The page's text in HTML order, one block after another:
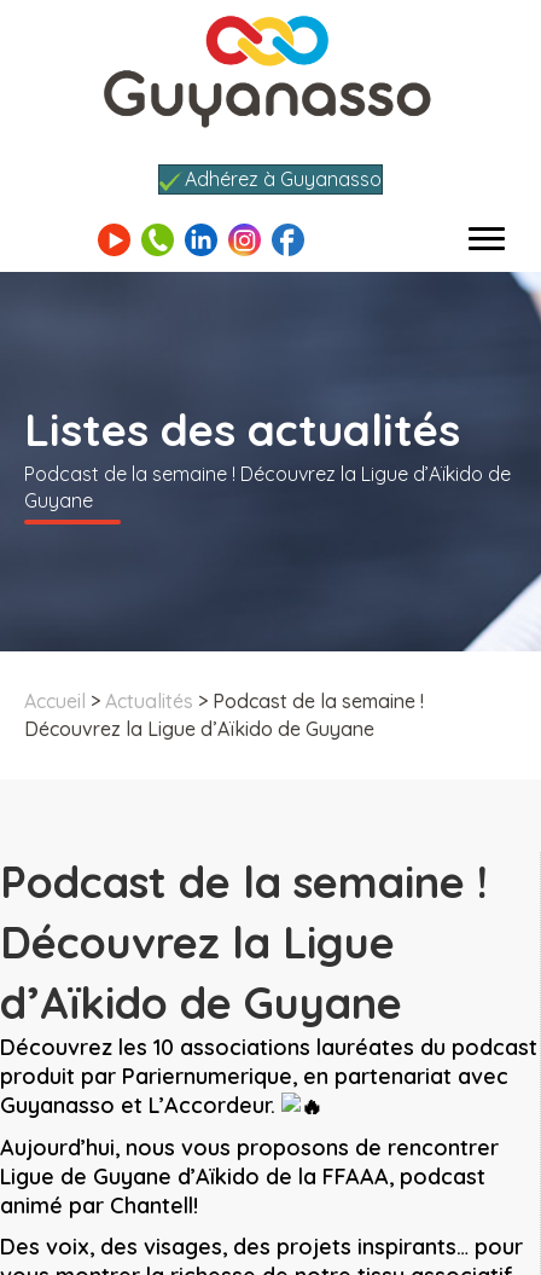
Adhérez à Guyanasso
Listes des actualités
Podcast de la semaine ! Découvrez la Ligue d’Aïkido de
Guyane
Accueil > Actualités > Podcast de la semaine !
Découvrez la Ligue d’Aïkido de Guyane
Podcast de la semaine !
Découvrez la Ligue
d’Aïkido de Guyane
Découvrez les 10 associations lauréates du podcast
produit par Pariernumerique, en partenariat avec
Guyanasso et L’Accordeur.
Aujourd’hui, nous vous proposons de rencontrer
Ligue de Guyane d’Aïkido de la FFAAA, podcast
animé par Chantell!
Des voix, des visages, des projets inspirants… pour